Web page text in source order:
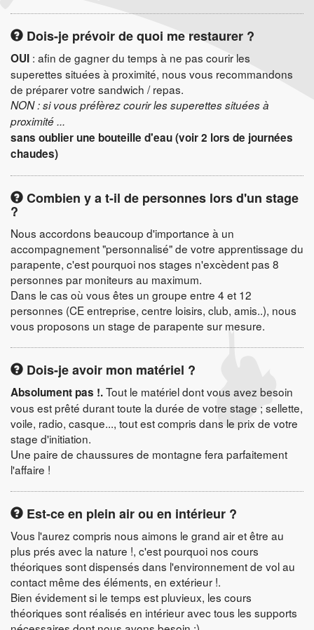
Dois-je prévoir de quoi me restaurer ?
OUI : afin de gagner du temps à ne pas courir les
superettes situées à proximité, nous vous recommandons
de préparer votre sandwich / repas.
NON : si vous préfèrez courir les superettes situées à
proximité ...
sans oublier une bouteille d'eau (voir 2 lors de journées
chaudes)
Combien y a t-il de personnes lors d'un stage
?
Nous accordons beaucoup d'importance à un
accompagnement "personnalisé" de votre apprentissage du
parapente, c'est pourquoi nos stages n'excèdent pas 8
personnes par moniteurs au maximum.
Dans le cas où vous êtes un groupe entre 4 et 12
personnes (CE entreprise, centre loisirs, club, amis..), nous
vous proposons un stage de parapente sur mesure.
Dois-je avoir mon matériel ?
Absolument pas !.Tout le matériel dont vous avez besoin
vous est prêté durant toute la durée de votre stage ; sellette,
voile, radio, casque..., tout est compris dans le prix de votre
stage d'initiation.
Une paire de chaussures de montagne fera parfaitement
l'affaire !
Est-ce en plein air ou en intérieur ?
Vous l'aurez compris nous aimons le grand air et être au
plus prés avec la nature !, c'est pourquoi nos cours
théoriques sont dispensés dans l'environnement de vol au
contact même des éléments, en extérieur !.
Bien évidement si le temps est pluvieux, les cours
théoriques sont réalisés en intérieur avec tous les supports